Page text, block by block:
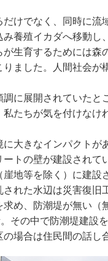
けでなく、同時に
養殖イカダへ移動
生育するためには森
ました。人間社会
に展開されていた
たちが気を付けな
大きなインパクト
トの壁が建設され
地等を除く）に建
れた水辺は災害復
め、防潮堤が無い
その中で防潮堤建設
場合は住民間の話し